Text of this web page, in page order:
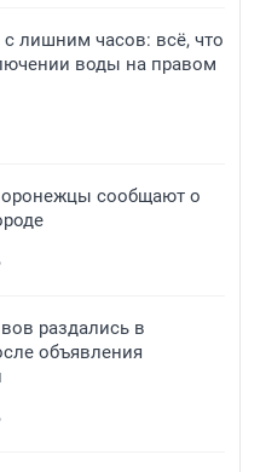
лишним часов: всё, что
воды на правом
сообщают о
раздались в
объявления